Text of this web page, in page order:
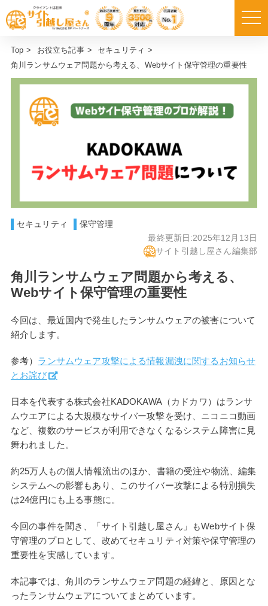
Top > お役立ち記事 > セキュリティ >
角川ランサムウェア問題から考える、Webサイト保守管理の重要性
セキュリティ
保守管理
最終更新日:2025年12月13日
サイト引越し屋さん編集部
角川ランサムウェア問題から考える、
Webサイト保守管理の重要性
今回は、最近国内で発生したランサムウェアの被害について
紹介します。
参考） ランサムウェア攻撃による情報漏洩に関するお知らせ
とお詫び
日本を代表する株式会社KADOKAWA（カドカワ）はランサ
ムウエアによる大規模なサイバー攻撃を受け、ニコニコ動画
など、複数のサービスが利用できなくなるシステム障害に見
舞われました。
約25万人もの個人情報流出のほか、書籍の受注や物流、編集
システムへの影響もあり、このサイバー攻撃による特別損失
は24億円にも上る事態に。
今回の事件を聞き、「サイト引越し屋さん」もWebサイト保
守管理のプロとして、改めてセキュリティ対策や保守管理の
重要性を実感しています。
本記事では、角川のランサムウェア問題の経緯と、原因とな
ったランサムウェアについてまとめています。